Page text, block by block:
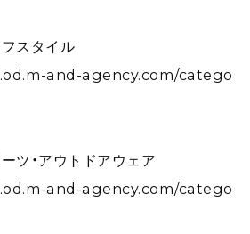
フスタイル
and-agency.com/catego
ーツ・アウトドアウェア
and-agency.com/catego